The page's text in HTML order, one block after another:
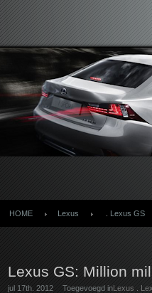
HOME Lexus Lexus GS
Lexus GS: Million
jul 17th. 2012 Toegevoegd inLexus